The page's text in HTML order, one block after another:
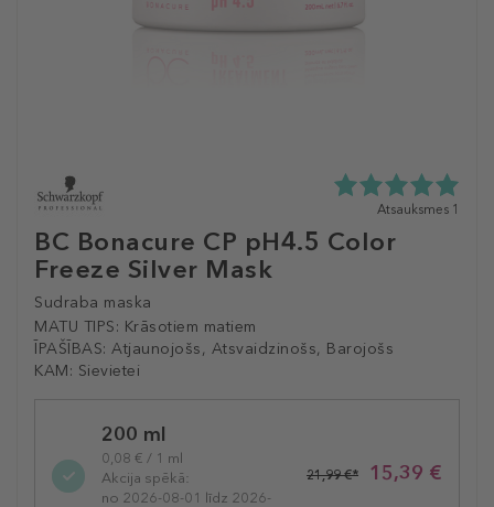
BC Bonacure CP pH4.5 Color
Freeze Silver Mask
Sudraba maska
MATU TIPS: Krāsotiem matiem
ĪPAŠĪBAS: Atjaunojošs, Atsvaidzinošs, Barojošs
KAM: Sievietei
5.0
no
Atsauksmes 1
variation200 ml
0,08 € / 1 ml
Akcija spēkā:
no 2026-08-01 līdz 2026-
15,39 €
21,99 €*